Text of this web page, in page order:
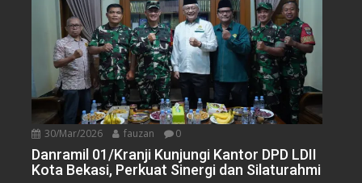
30/Mar/2026 fauzan 0
Danramil 01/Kranji Kunjungi Kantor DPD LDII
Kota Bekasi, Perkuat Sinergi dan Silaturahmi